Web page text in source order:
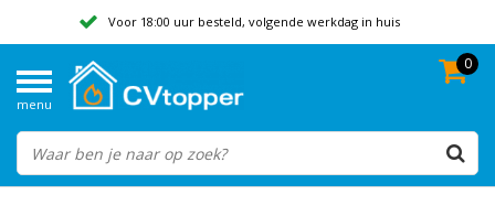
Voor 18:00 uur besteld, volgende werkdag in huis
Beoordeeld met een 9,8
menu
0